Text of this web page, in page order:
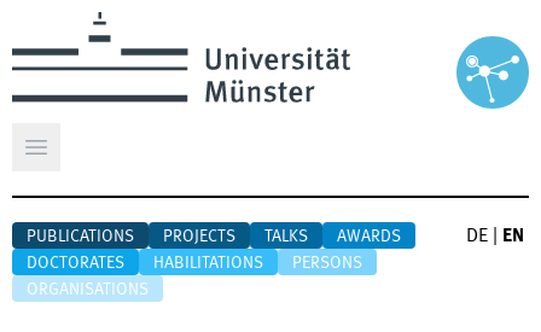
Open main menu
PUBLICATIONS PROJECTS TALKS
AWARDS
DOCTORATES
HABILITATIONS
PERSONS
ORGANISATIONS
DE EN